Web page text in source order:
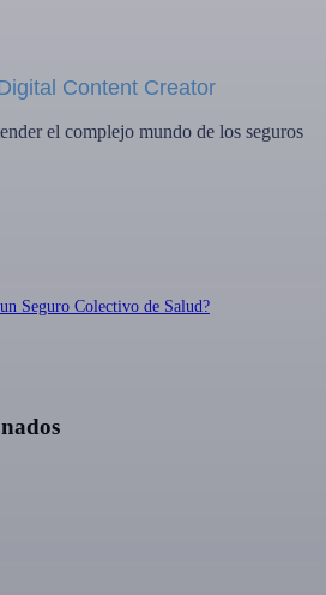
Content Creator
el complejo mundo de los seguros
Seguro Colectivo de Salud?